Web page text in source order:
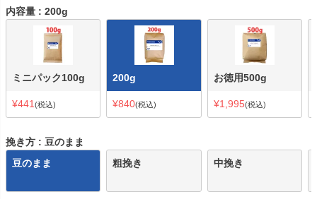
内容量 200g
ミニパック100g
¥441 税込
200g
¥840 税込
お徳用500g
¥1,995 税込
挽き方
豆のまま
豆のまま
粗挽き 中挽き